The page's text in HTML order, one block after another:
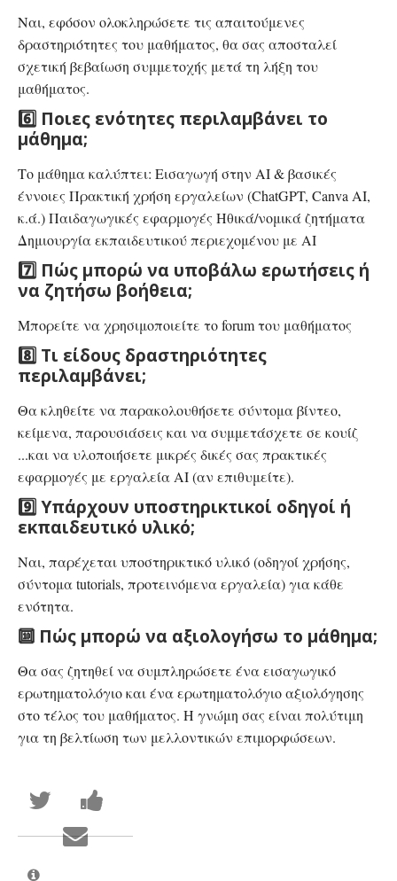
Ναι, εφόσον ολοκληρώσετε τις απαιτούμενες
δραστηριότητες του μαθήματος, θα σας αποσταλεί
σχετική βεβαίωση συμμετοχής μετά τη λήξη του
μαθήματος.
6️⃣ Ποιες ενότητες περιλαμβάνει το
μάθημα;
Το μάθημα καλύπτει: Εισαγωγή στην AI & βασικές
έννοιες Πρακτική χρήση εργαλείων (ChatGPT, Canva AI,
κ.ά.) Παιδαγωγικές εφαρμογές Ηθικά/νομικά ζητήματα
Δημιουργία εκπαιδευτικού περιεχομένου με AI
7️⃣ Πώς μπορώ να υποβάλω ερωτήσεις ή
να ζητήσω βοήθεια;
Μπορείτε να χρησιμοποιείτε το forum του μαθήματος
8️⃣ Τι είδους δραστηριότητες
περιλαμβάνει;
Θα κληθείτε να παρακολουθήσετε σύντομα βίντεο,
κείμενα, παρουσιάσεις και να συμμετάσχετε σε κουίζ
...και να υλοποιήσετε μικρές δικές σας πρακτικές
εφαρμογές με εργαλεία AI (αν επιθυμείτε).
9️⃣ Υπάρχουν υποστηρικτικοί οδηγοί ή
εκπαιδευτικό υλικό;
Ναι, παρέχεται υποστηρικτικό υλικό (οδηγοί χρήσης,
σύντομα tutorials, προτεινόμενα εργαλεία) για κάθε
ενότητα.
🔟 Πώς μπορώ να αξιολογήσω το μάθημα;
Θα σας ζητηθεί να συμπληρώσετε ένα εισαγωγικό
ερωτηματολόγιο και ένα ερωτηματολόγιο αξιολόγησης
στο τέλος του μαθήματος. Η γνώμη σας είναι πολύτιμη
για τη βελτίωση των μελλοντικών επιμορφώσεων.
Tweet
that
you've
enrolled
in σας
Στείλτε
E-
mail